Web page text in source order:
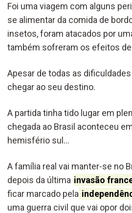
Foi uma viagem com alguns
se alimentar da comida de
insetos, foram atacados por
também sofreram os efeitos
Apesar de todas as
chegar ao seu destino.
A partida tinha tido lugar em
chegada ao Brasil aconteceu
hemisfério sul…
A família real vai manter-se no
depois da última invasão
ficar marcado pela
uma guerra civil que vai opor